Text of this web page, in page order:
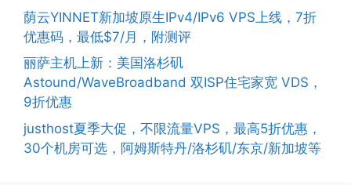
荫云YINNET新加坡原生IPv4/IPv6 VPS上线，7折
优惠码，最低$7/月，附测评
丽萨主机上新：美国洛杉矶
Astound/WaveBroadband 双ISP住宅家宽 VDS，
9折优惠
justhost夏季大促，不限流量VPS，最高5折优惠，
30个机房可选，阿姆斯特丹/洛杉矶/东京/新加坡等